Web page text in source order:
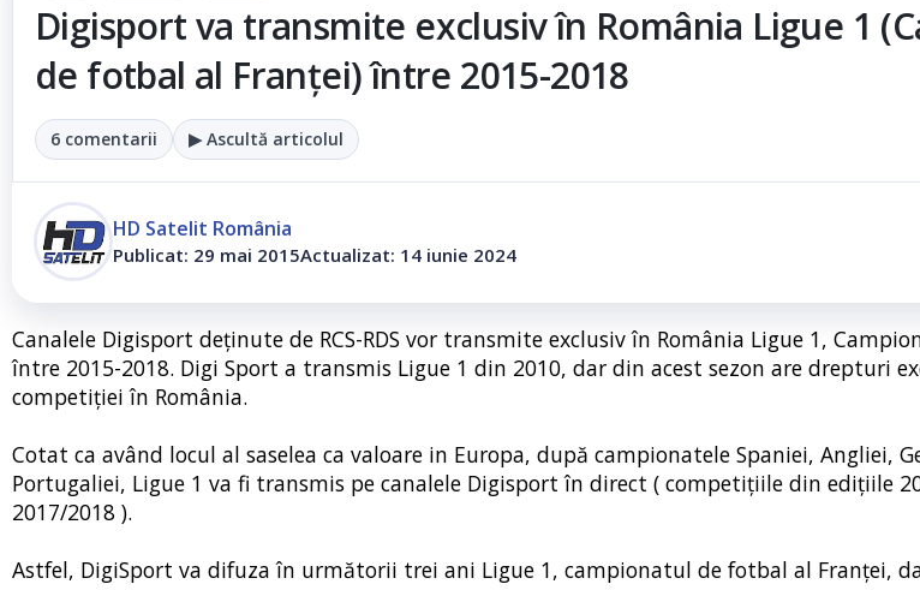
Digisport va transmite exclusiv în România Ligue 1
de fotbal al Franţei) între 2015-2018
6 comentarii ▶ Ascultă articolul
HD Satelit România
Publicat: 29 mai 2015Actualizat: 14 iunie 2024
Canalele Digisport deținute de RCS-RDS vor transmite exclusiv în România Ligue 1,
între 2015-2018. Digi Sport a transmis Ligue 1 din 2010, dar din acest sezon are drepturi
competiţiei în România.
Cotat ca având locul al saselea ca valoare in Europa, după campionatele Spaniei, Angliei,
Portugaliei, Ligue 1 va fi transmis pe canalele Digisport în direct ( competiţiile din ediţiile
2017/2018 ).
Astfel, DigiSport va difuza în următorii trei ani Ligue 1, campionatul de fotbal al Franţei,